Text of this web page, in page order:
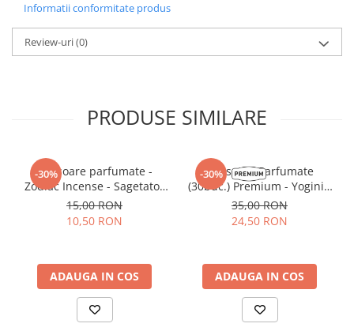
Un betisor are lungimea de 20 cm si un timp de ardere in jur de
30-45 de minute. Va rugam saNUinhalati fumul care iese direct
din betigas iar daca simtiti o usoara ameteala sa stingeti
betisorul. BetisoareleNUse sting cu apa deoarece nu mai pot fi
Informatii conformitate produs
Review-uri(0)
PRODUSE SIMILARE
-30%
Betisoare parfumate -
Zodiac Incense - Sagetator
(White Sage)
15,00 RON
10,50 RON
ADAUGA IN COS
-30%
Betisoare Parfumate
(30buc.) Premium - Yogini -
Smoke Therapy Incense
35,00 RON
24,50 RON
ADAUGA IN COS